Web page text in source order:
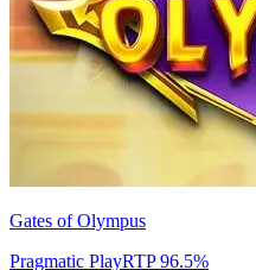
Gates of Olympus
Pragmatic PlayRTP96.5%